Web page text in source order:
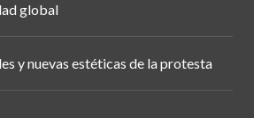
global
y nuevas estéticas de la protesta